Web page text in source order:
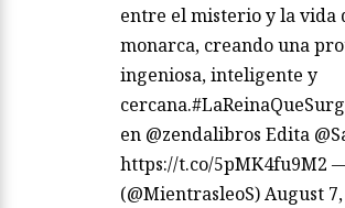
entre el misterio y la vida
monarca, creando una
ingeniosa, inteligente y
en @zendalibros Edita
https://t.co/5pMK4fu9M2
(@MientrasleoS) August 7,